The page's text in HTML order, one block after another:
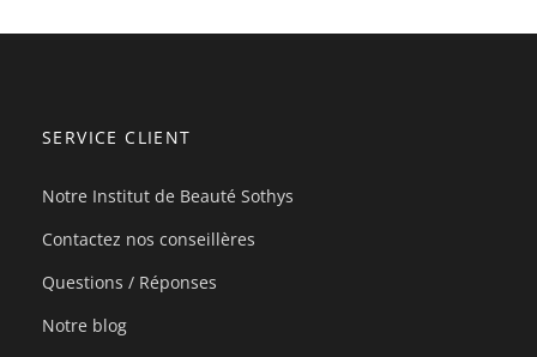
SERVICE CLIENT
Notre Institut de Beauté Sothys
Contactez nos conseillères
Questions / Réponses
Notre blog